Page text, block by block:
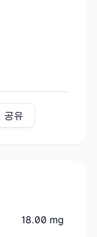
공유
18.00 mg